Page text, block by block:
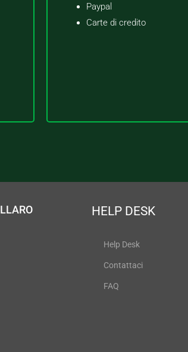
Paypal
Carte di credito
HELP DESK
Help Desk
Contattaci
FAQ